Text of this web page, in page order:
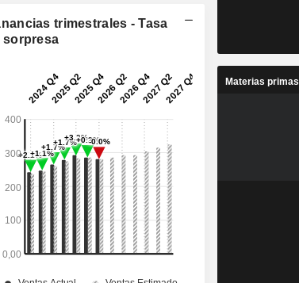
trimestrales - Tasa
sorpresa
Materias primas